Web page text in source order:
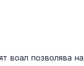
воал позволява